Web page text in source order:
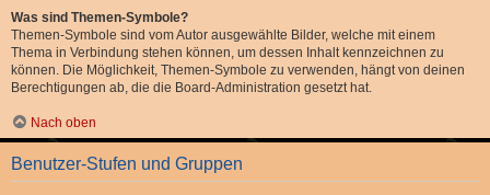
Was sind Themen-Symbole?
Themen-Symbole sind vom Autor ausgewählte Bilder, welche mit einem
Thema in Verbindung stehen können, um dessen Inhalt kennzeichnen zu
können. Die Möglichkeit, Themen-Symbole zu verwenden, hängt von deinen
Berechtigungen ab, die die Board-Administration gesetzt hat.
Nach oben
Benutzer-Stufen und Gruppen